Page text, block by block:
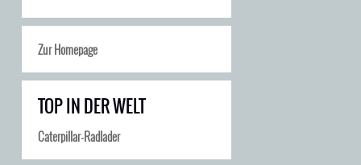
Zur Homepage
TOP IN DER WELT
Caterpillar-Radlader